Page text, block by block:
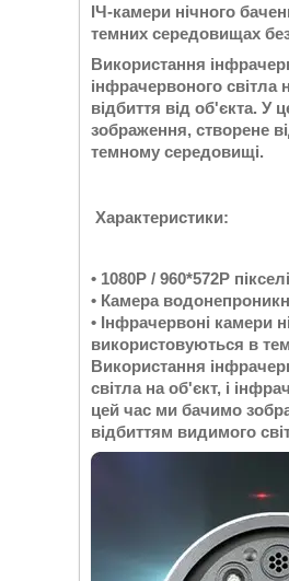
ІЧ-камери нічного
темних середовищах
Використання
інфрачервоного світла
відбиття від об'єкта. У
зображення, створене
темному середовищі.
Характеристики:
• 1080P / 960*572P
• Камера
• Інфрачервоні камери
використовуються в
Використання
світла на об'єкт, і
цей час ми бачимо
відбиттям видимого